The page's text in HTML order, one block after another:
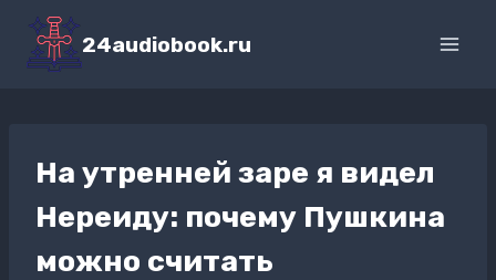
Перейти
содержимому
24audiobook.ru
На утренней заре я видел
Нереиду: почему Пушкина
можно считать